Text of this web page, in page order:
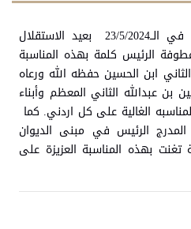
احتفلت أسرة ديوان المحاسبة في الــ23/5/2024 بعيد الاستقلال
الرئيس كلمة بهذه المناسبة
ابن الحسين حفظه الله ورعاه
عبدالله الثاني المعظم وأبناء
الغالية على كل اردني. كما
الرئيس في مبنى الديوان
بهذه المناسبة العزيزة على